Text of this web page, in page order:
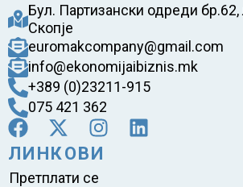
Бул. Партизански одреди
Скопје
euromakcompany@gmail.com
info@ekonomijaibiznis.mk
+389 (0)23211-915
075 421 362
ЛИНКОВИ
Претплати се